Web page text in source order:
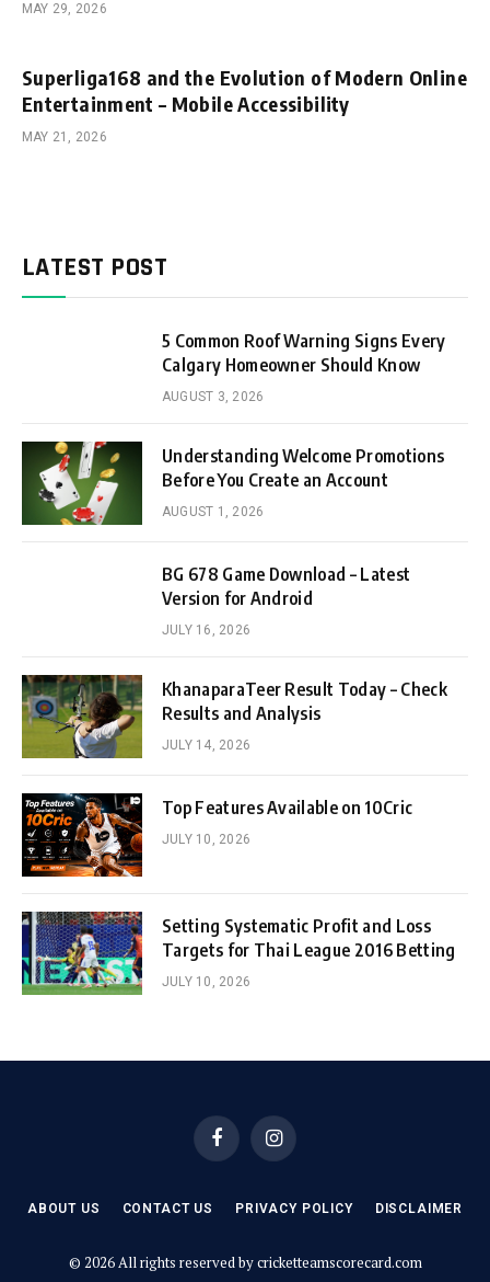
MAY 29, 2026
Superliga168 and the Evolution of Modern Online
Entertainment – Mobile Accessibility
MAY 21, 2026
LATEST POST
5 Common Roof Warning Signs Every
Calgary Homeowner Should Know
AUGUST 3, 2026
Understanding Welcome Promotions
Before You Create an Account
AUGUST 1, 2026
BG 678 Game Download – Latest
Version for Android
JULY 16, 2026
KhanaparaTeer Result Today – Check
Results and Analysis
JULY 14, 2026
Top Features Available on 10Cric
JULY 10, 2026
Setting Systematic Profit and Loss
Targets for Thai League 2016 Betting
JULY 10, 2026
FacebookInstagram
ABOUT US CONTACT US PRIVACY POLICY DISCLAIMER
© 2026 All rights reserved by cricketteamscorecard.com